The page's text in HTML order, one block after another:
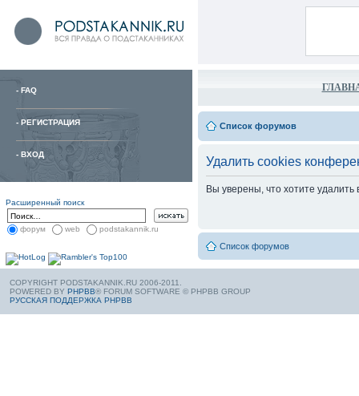
- FAQ
- РЕГИСТРАЦИЯ
- ВХОД
Расширенный поиск
форум web podstakannik.ru
Список форумов
Удалить cookies
Вы уверены, что хотите
Список форумов
COPYRIGHT PODSTAKANNIK.RU 2006-2011.
POWERED BY PHPBB® FORUM SOFTWARE © PHPBB GROUP
РУССКАЯ ПОДДЕРЖКА PHPBB